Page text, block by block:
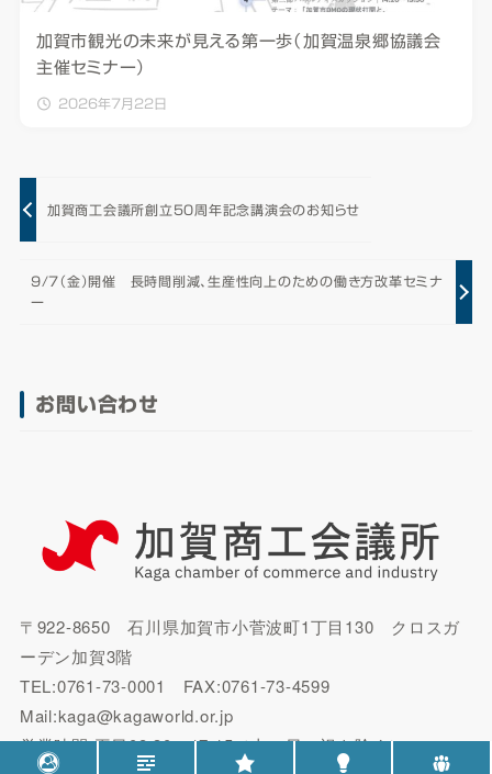
加賀市観光の未来が見える第一歩（加賀温泉郷協議会
主催セミナー）
2026年7月22日
加賀商工会議所創立50周年記念講演会のお知らせ
9/7（金）開催 長時間削減、生産性向上のための働き方改革セミナ
ー
お問い合わせ
〒922-8650 石川県加賀市小菅波町1丁目130 クロスガ
ーデン加賀3階
TEL:0761-73-0001 FAX:0761-73-4599
Mail:kaga@kagaworld.or.jp
営業時間:平日08:30～17:15（土・日・祝を除く）